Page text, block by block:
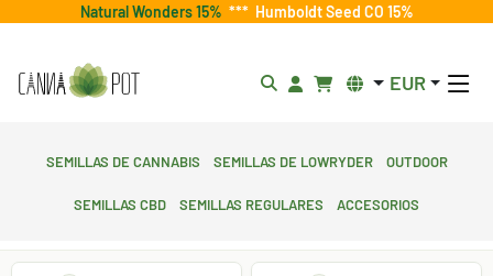
Natural Wonders 15% *** Humboldt Seed CO 15%
EUR
Semillas de cannabis Semillas de lowryder Outdoor
Semillas CBD Semillas regulares Accesorios